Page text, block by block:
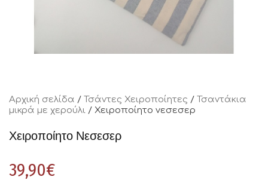
Αρχική σελίδα / Τσάντες Χειροποίητες / Τσαντάκια
μικρά με χερούλι / Χειροποίητο νεσεσερ
Χειροποίητο Νεσεσερ
39,90€